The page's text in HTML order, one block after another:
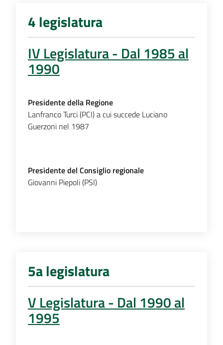
4 legislatura
IV Legislatura - Dal 1985 al
1990
Presidente della Regione
Lanfranco Turci (PCI) a cui succede Luciano
Guerzoni nel 1987
Presidente del Consiglio regionale
Giovanni Piepoli (PSI)
5a legislatura
V Legislatura - Dal 1990 al
1995